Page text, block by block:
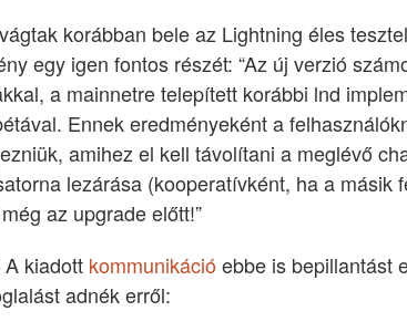
korábban bele az Lightning éles
egy igen fontos részét: “Az új verzió
a mainnetre telepített korábbi lnd
Ennek eredményeként a
amihez el kell távolítani a meglévő
lezárása (kooperatívként, ha a másik
az upgrade előtt!”
kiadott kommunikációebbe is bepillantást
adnék erről: